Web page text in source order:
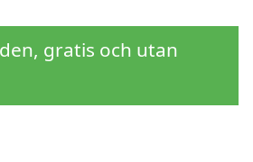
gratis och utan